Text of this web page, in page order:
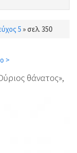
5 »σελ. 350
>
θάνατος»,